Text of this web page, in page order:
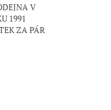
V
1991
ZA PÁR